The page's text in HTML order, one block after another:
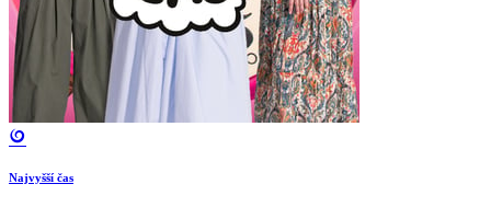
Najvyšší čas